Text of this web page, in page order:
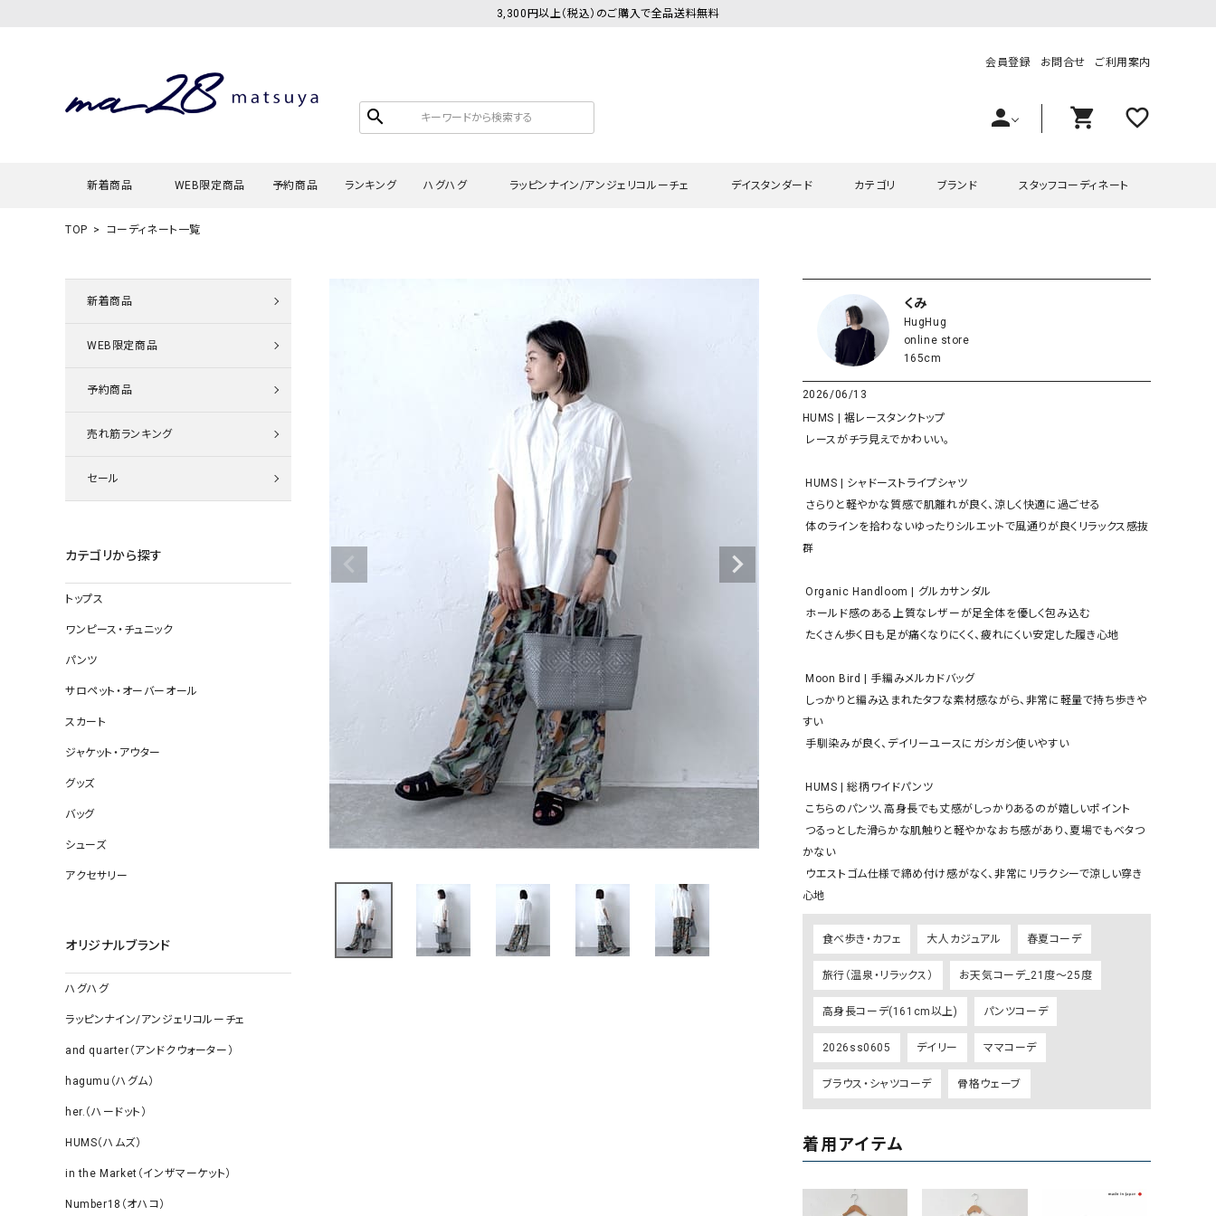
3,300円以上（税込）のご購入で全品送料無料
search
会員登録 お問合せ ご利用案内
person shopping_cart favorite_outline
新着商品 WEB限定商品 予約商品 ランキング ハグハグ
ロング・マキシ丈
その他スカート
すべて見る
帽子
ソックス
その他雑貨
ラッピンナイン/アンジェリコルーチェ
タンクトップ・キャミソール
デニムパンツ
その他のパンツ
ジャケット
その他アウター
デイスタンダード
チュニック
その他スカート
すべて見る
帽子
ソックス・その他雑貨
カテゴリ
ワンピース・チュニック
サロペット・オーバーオール
スカート
ジャケット・アウター
グッズ
サロペット・オーバーオール
ブランド
ラッピンナイン/アンジェリコルーチェ
hagumu（ハグム）
her.（ハードット）
and quarter（アンドクウォーター） HUMS（ハムズ）
Our.（アワードット）
Wrapin nine9（ラッピンナイン）
1%（イチ パーセント）
1 metre carre（アンメートルキャレ ）
LAURA DI MAGGIO（ロー
オ）
ーパーセントリノ）
ASFVLT（アスファルト）
Antiquite's（アンティークス）
NATURAL LAUNDRY（ナチ
リー）
ツ）
blue willow（ブルーウィロー） prit（プリット）
CUBE SUGAR（キューブシュガー） PUMA（プーマ）
CONVERSE ALL STAR（コンバースオー
ルスター）
Risley（リズレー）
Champion（チャンピオン）
DENIM DUNGAREE（デニムダンガリー）
Deck（ディック）
FLAVOR TEE（フレーバーティー）
スタッフコーディネート
TOP コーディネート一覧
新着商品
WEB限定商品
予約商品
売れ筋ランキング
セール
カテゴリから探す
トップス
ワンピース・チュニック
パンツ
サロペット・オーバーオール
スカート
ジャケット・アウター
グッズ
バッグ
シューズ
アクセサリー
オリジナルブランド
ハグハグ
ラッピンナイン/アンジェリコルーチェ
and quarter（アンドクウォーター）
hagumu（ハグム）
her.（ハードット）
HUMS（ハムズ）
in the Market（インザマーケット）
Number18（オハコ）
くみ
HugHug
online store
165cm
2026/06/13
HUMS | 裾レースタンクトップ
体のラインを拾わないゆったりシルエットで風通りが良くリラックス感抜
群
Organic Handloom | グルカサンダル
すい
かない
心地
食べ歩き・カフェ 大人カジュアル 春夏コーデ
旅行（温泉・リラックス） お天気コーデ_21度～25度
高身長コーデ(161cm以上) パンツコーデ
2026ss0605 デイリー ママコーデ
ブラウス・シャツコーデ 骨格ウェーブ
着用アイテム